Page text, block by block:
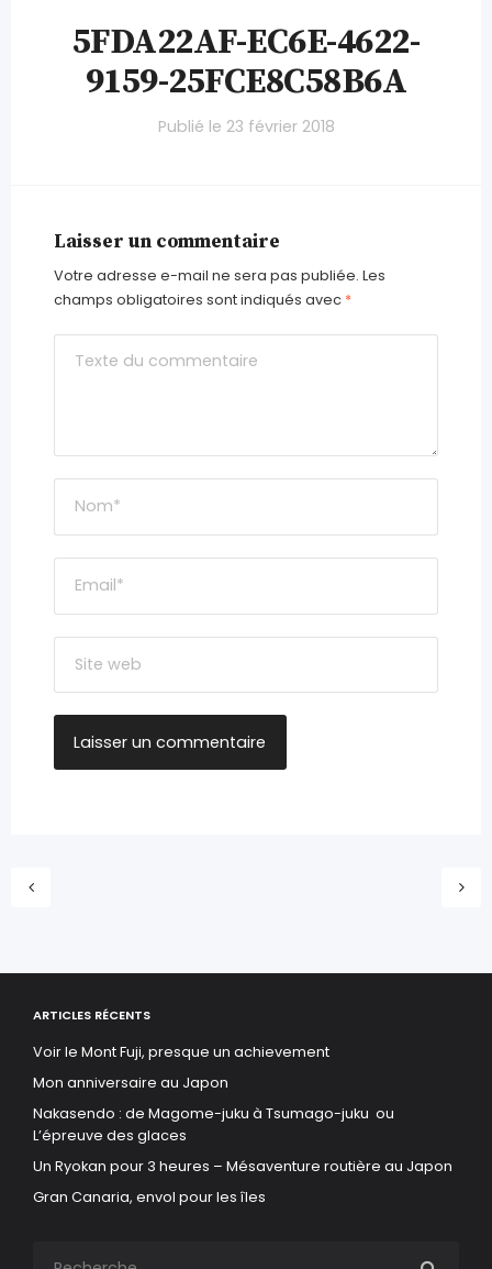
5FDA22AF-EC6E-4622-
9159-25FCE8C58B6A
Publié le 23 février 2018
Laisser un commentaire
Votre adresse e-mail ne sera pas publiée. Les
champs obligatoires sont indiqués avec *
ARTICLES RÉCENTS
Voir le Mont Fuji, presque un achievement
Mon anniversaire au Japon
Nakasendo : de Magome-juku à Tsumago-juku ou
L’épreuve des glaces
Un Ryokan pour 3 heures – Mésaventure routière au Japon
Gran Canaria, envol pour les îles